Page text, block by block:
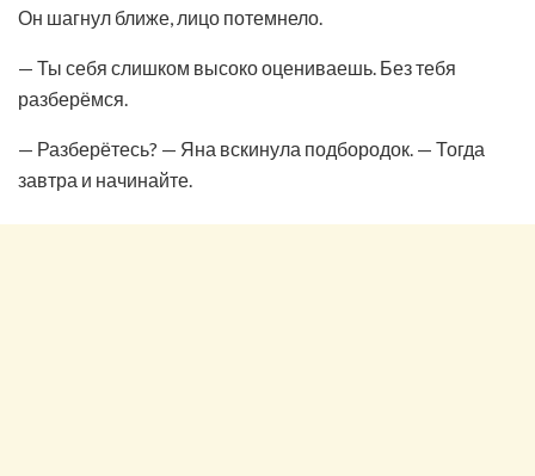
Он шагнул ближе, лицо потемнело.
— Ты себя слишком высоко оцениваешь. Без тебя
разберёмся.
— Разберётесь? — Яна вскинула подбородок. — Тогда
завтра и начинайте.